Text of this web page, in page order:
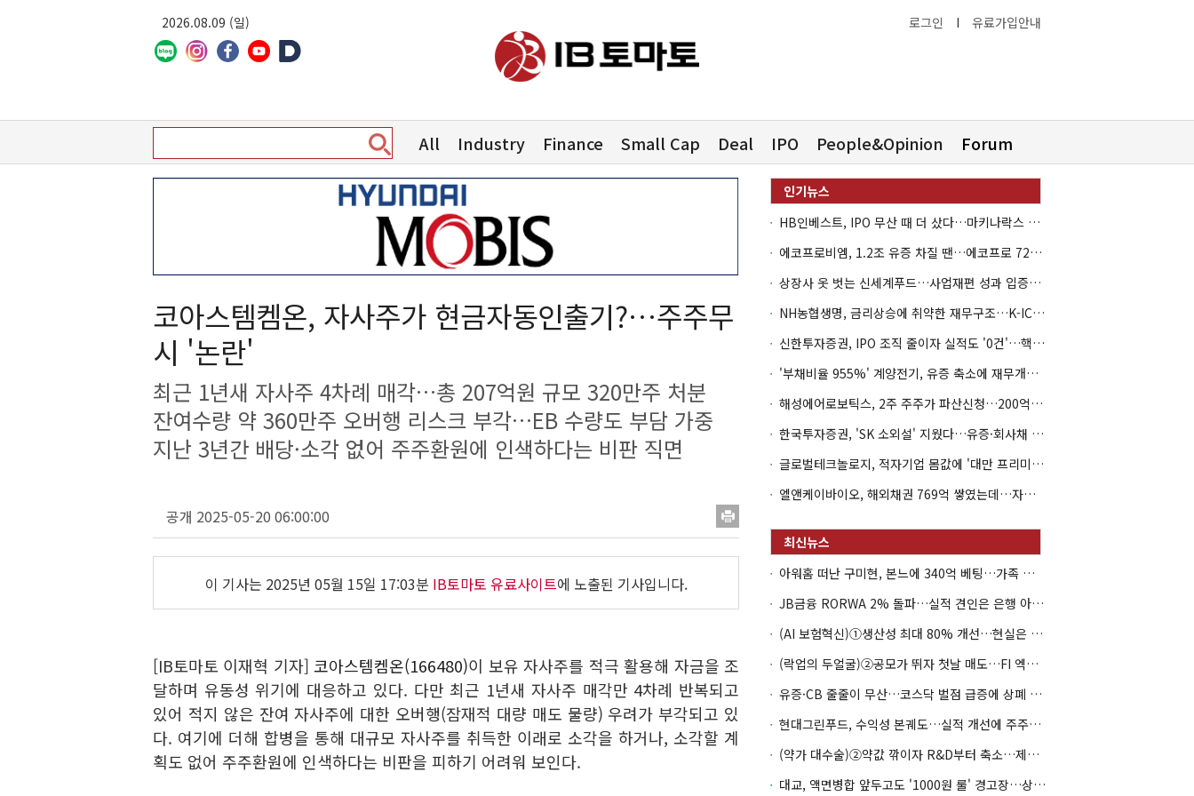
2026.08.09 (일) 로그인 I 유료가입안내
All Industry Finance Small Cap Deal IPO People&Opinion Forum
코아스템켐온, 자사주가 현금자동인출기?…주주무
시 '논란'
최근 1년새 자사주 4차례 매각…총 207억원 규모 320만주 처분
잔여수량 약 360만주 오버행 리스크 부각…EB 수량도 부담 가중
지난 3년간 배당·소각 없어 주주환원에 인색하다는 비판 직면
공개 2025-05-20 06:00:00
이 기사는 2025년 05월 15일 17:03분 IB토마토 유료사이트에 노출된 기사입니다.
[IB토마토 이재혁 기자] 코아스템켐온(166480)이 보유 자사주를 적극 활용해 자금을 조
달하며 유동성 위기에 대응하고 있다. 다만 최근 1년새 자사주 매각만 4차례 반복되고
있어 적지 않은 잔여 자사주에 대한 오버행(잠재적 대량 매도 물량) 우려가 부각되고 있
다. 여기에 더해 합병을 통해 대규모 자사주를 취득한 이래로 소각을 하거나, 소각할 계
획도 없어 주주환원에 인색하다는 비판을 피하기 어려워 보인다.
HB인베스트, IPO 무산 때 더 샀다…마키나락스 투자 2.7배 회수
에코프로비엠, 1.2조 유증 차질 땐…에코프로 7270억 '독박'
상장사 옷 벗는 신세계푸드…사업재편 성과 입증할까
NH농협생명, 금리상승에 취약한 재무구조…K-ICS 변동성 '주의보'
신한투자증권, IPO 조직 줄이자 실적도 '0건'…핵심 인력까지 이탈
'부채비율 955%' 계양전기, 유증 축소에 재무개선 효과 '뚝'
해성에어로보틱스, 2주 주주가 파산신청…200억 CB 분쟁 확산
한국투자증권, 'SK 소외설' 지웠다…유증·회사채 주관 연속 수임
글로벌테크놀로지, 적자기업 몸값에 '대만 프리미엄'…공모가 논란
엘앤케이바이오, 해외채권 769억 쌓였는데…자회사 4곳 자본잠식
아워홈 떠난 구미현, 본느에 340억 베팅…가족 지배체제 구축
JB금융 RORWA 2% 돌파…실적 견인은 은행 아닌 캐피탈
(AI 보험혁신)①생산성 최대 80% 개선…현실은 '실행 격차'
(락업의 두얼굴)②공모가 뛰자 첫날 매도…FI 엑시트 전략 갈렸다
유증·CB 줄줄이 무산…코스닥 벌점 급증에 상폐 압박
현대그린푸드, 수익성 본궤도…실적 개선에 주주환원까지
(약가 대수술)②약값 깎이자 R&D부터 축소…제약업계 비상경영 돌입
대교, 액면병합 앞두고도 '1000원 룰' 경고장…상장유지 시험대